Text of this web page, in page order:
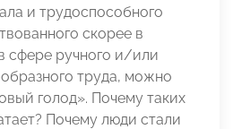
и трудоспособного
скорее в
сфере ручного и/или
труда, можно
голод». Почему таких
Почему люди стали